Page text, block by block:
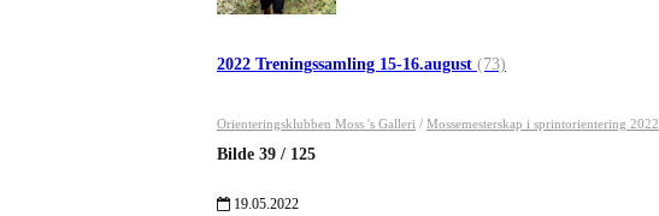
2022 Treningssamling 15-16.august (73)
Orienteringsklubben Moss 's Galleri / Mossemesterskap i sprintorientering 2022
Bilde 39 / 125
19.05.2022